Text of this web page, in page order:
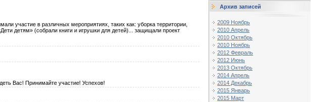
участие в различных мероприятиях, таких как: уборка территории,
детям» (собрали книги и игрушки для детей)... защищали проект
Вас! Принимайте участие! Успехов!
Архив записей
2009 Ноябрь
2010 Апрель
2010 Октябрь
2010 Ноябрь
2012 Февраль
2012 Июнь
2013 Октябрь
2014 Апрель
2014 Декабрь
2015 Январь
2015 Март